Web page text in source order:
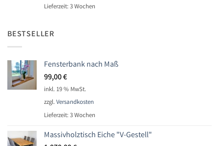
Lieferzeit:3 Wochen
BESTSELLER
Fensterbank nach Maß
99,00€
inkl. 19 % MwSt.
zzgl.Versandkosten
Lieferzeit:3 Wochen
Massivholztisch Eiche "V-Gestell"